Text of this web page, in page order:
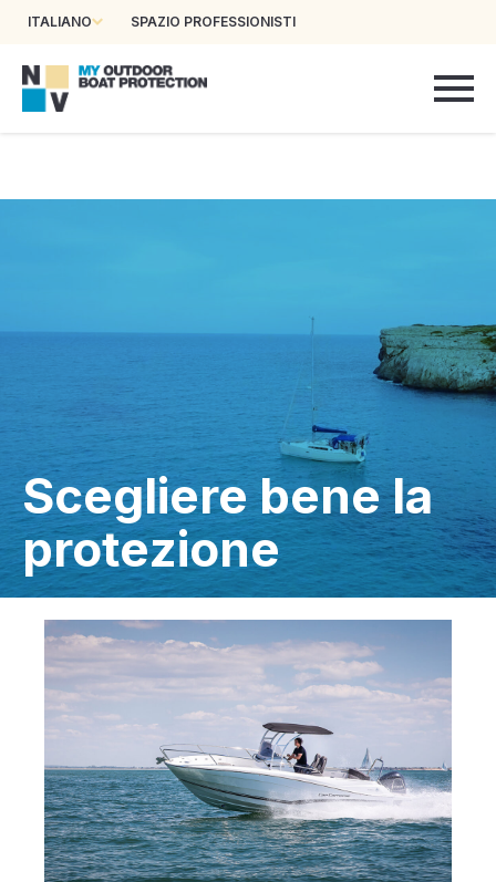
ITALIANO SPAZIO PROFESSIONISTI
Scegliere bene la
protezione